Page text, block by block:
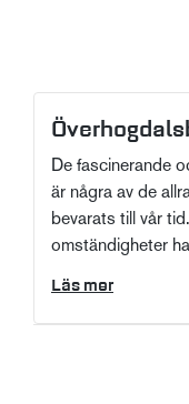
De fascinerande
är några av de
bevarats till vår
omständigheter
Läs mer